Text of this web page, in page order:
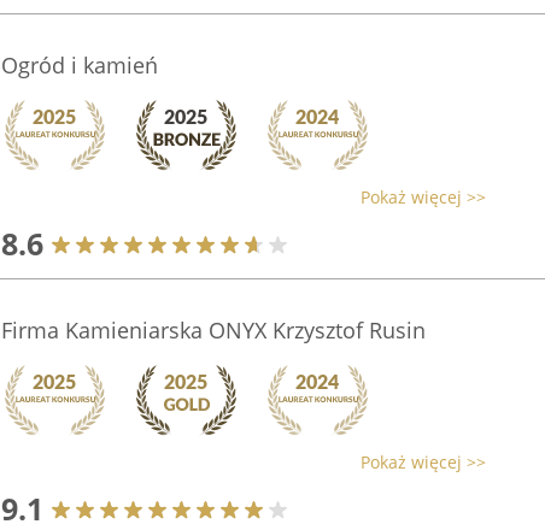
Ogród i kamień
Pokaż więcej >>
8.6
Firma Kamieniarska ONYX Krzysztof Rusin
Pokaż więcej >>
9.1